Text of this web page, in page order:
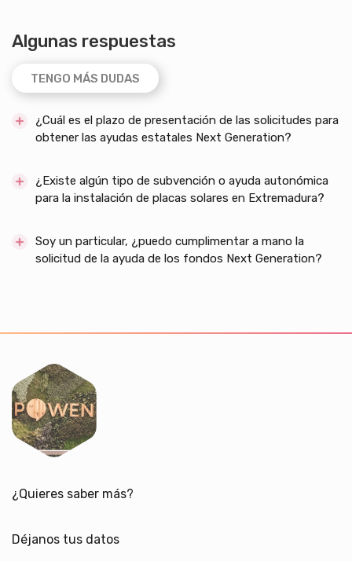
Algunas respuestas
TENGO MÁS DUDAS
¿Cuál es el plazo de presentación de las solicitudes para
obtener las ayudas estatales Next Generation?
¿Existe algún tipo de subvención o ayuda autonómica
para la instalación de placas solares en Extremadura?
Soy un particular, ¿puedo cumplimentar a mano la
solicitud de la ayuda de los fondos Next Generation?
¿Quieres saber más?
Déjanos tus datos